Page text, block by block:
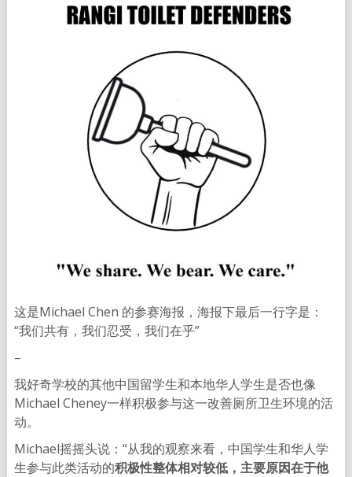
这是Michael Chen 的参赛海报，海报下最后一行字是：
“我们共有，我们忍受，我们在乎”
–
我好奇学校的其他中国留学生和本地华人学生是否也像
Michael Cheney一样积极参与这一改善厕所卫生环境的活
动。
Michael摇摇头说：“从我的观察来看，中国学生和华人学
生参与此类活动的积极性整体相对较低，主要原因在于他